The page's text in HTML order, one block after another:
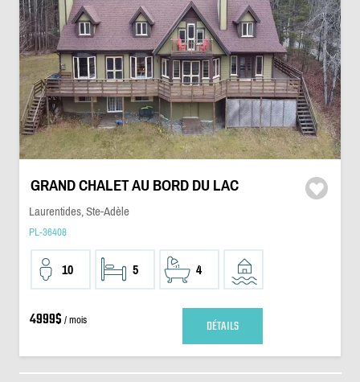
GRAND CHALET AU BORD DU LAC
Laurentides, Ste-Adèle
PL-36408
10 5 4
4999$ / mois DÉTAILS